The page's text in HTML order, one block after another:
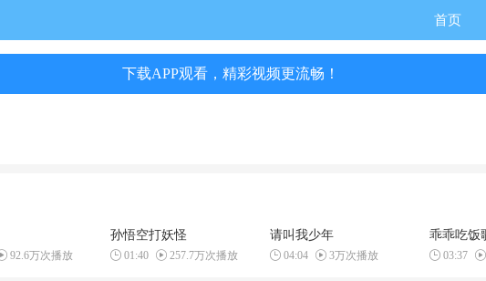
首页
下载APP观看，精彩视频更流畅！
92.6万次播放
孙悟空打妖怪
01:40 257.7万次播放
请叫我少年
04:04 3万次播放
乖乖吃饭
03:37